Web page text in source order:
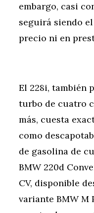
embargo, casi
seguirá siendo
precio ni en
El 228i, también
turbo de cuatro
más, cuesta
como
de gasolina de
BMW 220d
CV, disponible
variante BMW M